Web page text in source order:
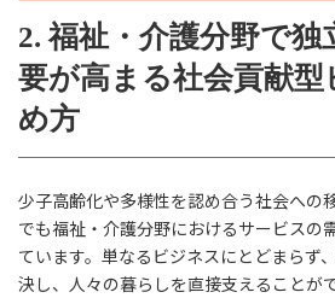
2. 福祉・介護分野で独
要が高まる社会貢献
め方
少子高齢化や多様性を認め合う社会への
でも福祉・介護分野におけるサービスの
ています。単なるビジネスにとどまらず
決し、人々の暮らしを直接支えることが